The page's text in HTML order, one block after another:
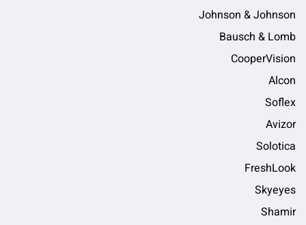
Johnson & Johnson
Bausch & Lomb
CooperVision
Alcon
Soflex
Avizor
Solotica
FreshLook
Skyeyes
Shamir